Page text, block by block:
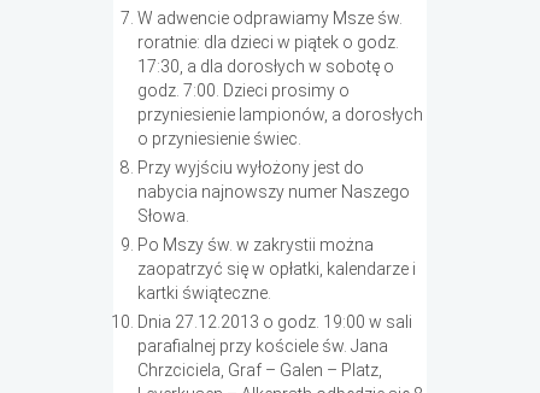
W adwencie odprawiamy Msze św.
roratnie: dla dzieci w piątek o godz.
17:30, a dla dorosłych w sobotę o
godz. 7:00. Dzieci prosimy o
przyniesienie lampionów, a dorosłych
o przyniesienie świec.
Przy wyjściu wyłożony jest do
nabycia najnowszy numer Naszego
Słowa.
Po Mszy św. w zakrystii można
zaopatrzyć się w opłatki, kalendarze i
kartki świąteczne.
Dnia 27.12.2013 o godz. 19:00 w sali
parafialnej przy kościele św. Jana
Chrzciciela, Graf – Galen – Platz,